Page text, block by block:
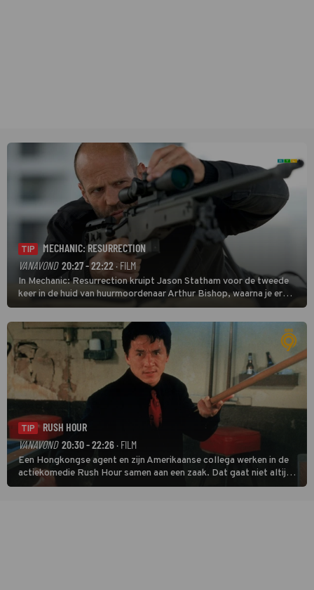
TIP
MECHANIC: RESURRECTION
VANAVOND 20:27 - 22:22· FILM
In Mechanic: Resurrection kruipt Jason Statham voor de tweede
keer in de huid van huurmoordenaar Arthur Bishop, waarna je er
donder op kunt zeggen dat er van Bishops geplande pensioen niet
veel terechtkomt.
TIP
RUSH HOUR
VANAVOND 20:30 - 22:26 · FILM
Een Hongkongse agent en zijn Amerikaanse collega werken in de
actiekomedie Rush Hour samen aan een zaak. Dat gaat niet altijd
van een leien dakje.